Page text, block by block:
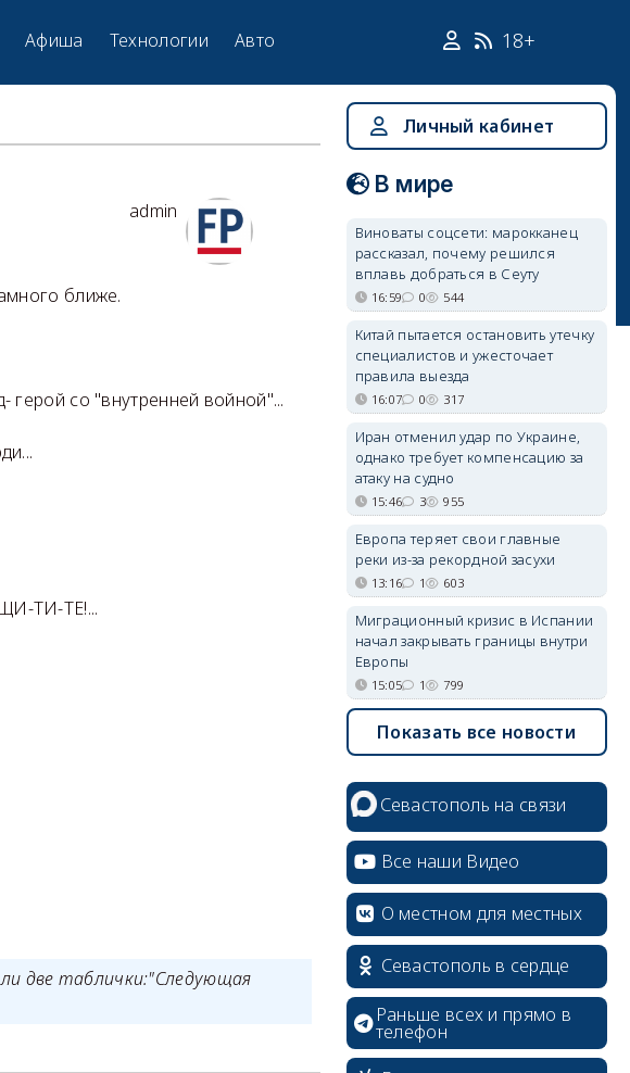
Афиша Технологии Авто 18+
admin
ближе.
герой со "внутренней войной"...
ТИ-ТЕ!...
две таблички:"Следующая
Личный кабинет
В мире
Виноваты соцсети: марокканец
рассказал, почему решился
вплавь добраться в Сеуту
16:59 0 544
Китай пытается остановить утечку
специалистов и ужесточает
правила выезда
16:07 0 317
Иран отменил удар по Украине,
однако требует компенсацию за
атаку на судно
15:46 3 955
Европа теряет свои главные
реки из-за рекордной засухи
13:16 1 603
Миграционный кризис в Испании
начал закрывать границы внутри
Европы
15:05 1 799
Показать все новости
Севастополь на связи
Все наши Видео
О местном для местных
Севастополь в сердце
Раньше всех и прямо в
телефон